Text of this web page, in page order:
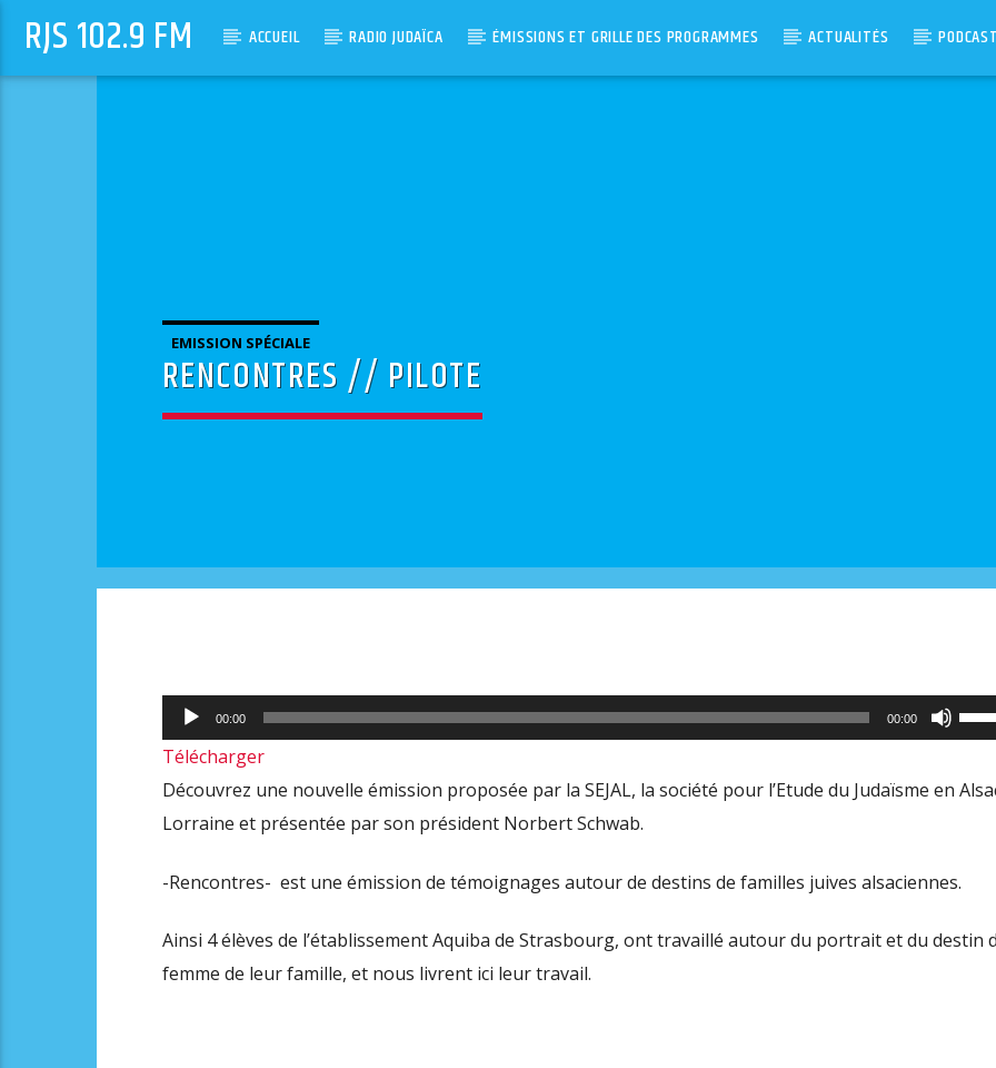
RJS 102.9 FM ACCUEIL RADIO JUDAÏCA ÉMISSIONS ET GRILLE DES PROGRAMMES ACTUALITÉS
EMISSION SPÉCIALE
RENCONTRES // PILOTE
Lecteur
audio
00:00 00:00
les
Télécharger
Découvrez une nouvelle émission proposée par la SEJAL, la société pour l’Etude du Judaïsme en
Lorraine et présentée par son président Norbert Schwab.
-Rencontres- est une émission de témoignages autour de destins de familles juives alsaciennes.
Ainsi 4 élèves de l’établissement Aquiba de Strasbourg, ont travaillé autour du portrait et du destin
femme de leur famille, et nous livrent ici leur travail.